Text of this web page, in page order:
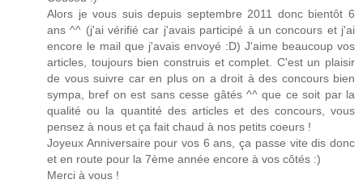
Alors je vous suis depuis septembre 2011 donc bientôt 6
ans ^^ (j'ai vérifié car j'avais participé à un concours et j'ai
encore le mail que j'avais envoyé :D) J'aime beaucoup vos
articles, toujours bien construis et complet. C'est un plaisir
de vous suivre car en plus on a droit à des concours bien
sympa, bref on est sans cesse gâtés ^^ que ce soit par la
qualité ou la quantité des articles et des concours, vous
pensez à nous et ça fait chaud à nos petits coeurs !
Joyeux Anniversaire pour vos 6 ans, ça passe vite dis donc
et en route pour la 7ème année encore à vos côtés :)
Merci à vous !